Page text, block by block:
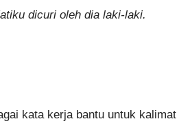
dicuri oleh dia laki-laki.
kata kerja bantu untuk kalimat